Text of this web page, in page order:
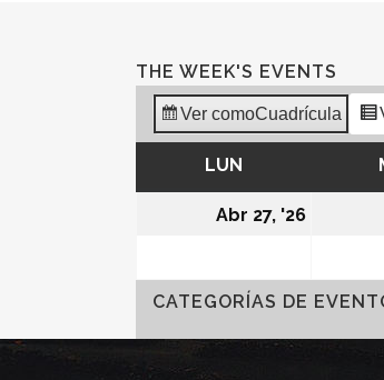
THE WEEK'S EVENTS
Ver comoCuadrícula
LUN
Abr 27, '26 27/
CATEGORÍAS DE